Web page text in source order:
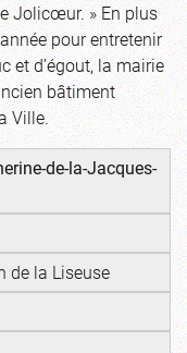
Jolicœur. » En plus
pour entretenir
et d’égout, la mairie
bâtiment
Ville.
de-la-Jacques-
de la Liseuse